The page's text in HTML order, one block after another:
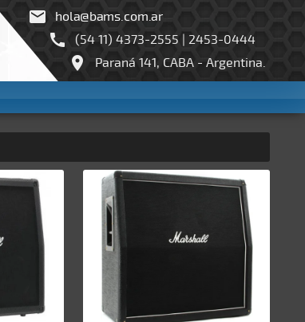


(54 11) 4373-2555 | 2453-0444
 Paraná 141, CABA - Argentina.